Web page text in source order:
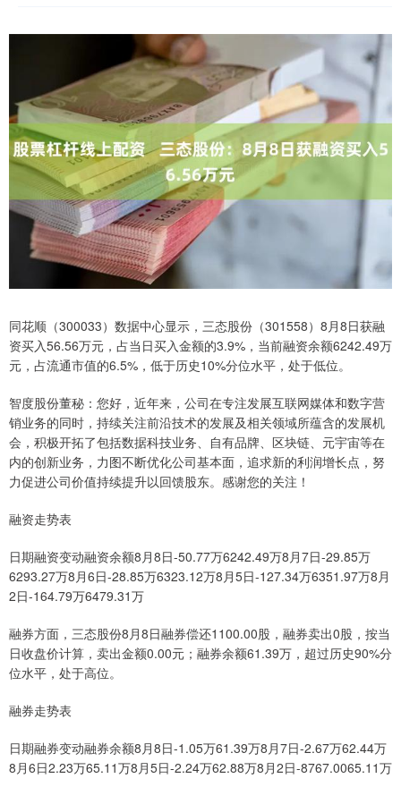
同花顺（300033）数据中心显示，三态股份（301558）8月8日获融
资买入56.56万元，占当日买入金额的3.9%，当前融资余额6242.49万
元，占流通市值的6.5%，低于历史10%分位水平，处于低位。
智度股份董秘：您好，近年来，公司在专注发展互联网媒体和数字营
销业务的同时，持续关注前沿技术的发展及相关领域所蕴含的发展机
会，积极开拓了包括数据科技业务、自有品牌、区块链、元宇宙等在
内的创新业务，力图不断优化公司基本面，追求新的利润增长点，努
力促进公司价值持续提升以回馈股东。感谢您的关注！
融资走势表
日期融资变动融资余额8月8日-50.77万6242.49万8月7日-29.85万
6293.27万8月6日-28.85万6323.12万8月5日-127.34万6351.97万8月
2日-164.79万6479.31万
融券方面，三态股份8月8日融券偿还1100.00股，融券卖出0股，按当
日收盘价计算，卖出金额0.00元；融券余额61.39万，超过历史90%分
位水平，处于高位。
融券走势表
日期融券变动融券余额8月8日-1.05万61.39万8月7日-2.67万62.44万
8月6日2.23万65.11万8月5日-2.24万62.88万8月2日-8767.0065.11万